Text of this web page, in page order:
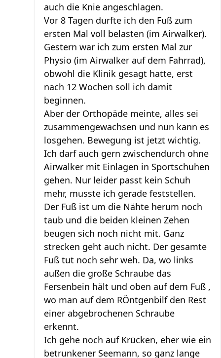
auch die Knie angeschlagen.
Vor 8 Tagen durfte ich den Fuß zum
ersten Mal voll belasten (im Airwalker).
Gestern war ich zum ersten Mal zur
Physio (im Airwalker auf dem Fahrrad),
obwohl die Klinik gesagt hatte, erst
nach 12 Wochen soll ich damit
beginnen.
Aber der Orthopäde meinte, alles sei
zusammengewachsen und nun kann es
losgehen. Bewegung ist jetzt wichtig.
Ich darf auch gern zwischendurch ohne
Airwalker mit Einlagen in Sportschuhen
gehen. Nur leider passt kein Schuh
mehr, musste ich gerade feststellen.
Der Fuß ist um die Nähte herum noch
taub und die beiden kleinen Zehen
beugen sich noch nicht mit. Ganz
strecken geht auch nicht. Der gesamte
Fuß tut noch sehr weh. Da, wo links
außen die große Schraube das
Fersenbein hält und oben auf dem Fuß ,
wo man auf dem RÖntgenbilf den Rest
einer abgebrochenen Schraube
erkennt.
Ich gehe noch auf Krücken, eher wie ein
betrunkener Seemann, so ganz lange